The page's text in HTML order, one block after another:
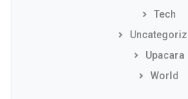
Tech
Upacara
World